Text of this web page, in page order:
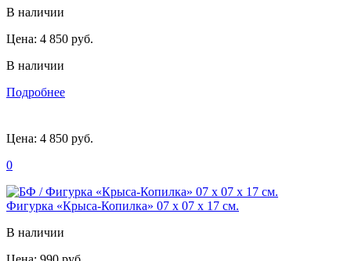
В наличии
Цена: 4 850 руб.
В наличии
Подробнее
Цена: 4 850 руб.
0
Фигурка «Крыса-Копилка» 07 х 07 х 17 см.
В наличии